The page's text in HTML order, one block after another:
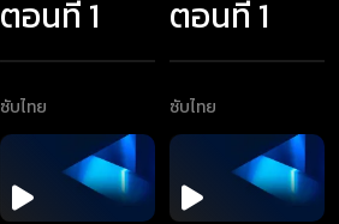
ตอนที่ 1
ซับไทย
ตอนที่ 1
ซับไทย